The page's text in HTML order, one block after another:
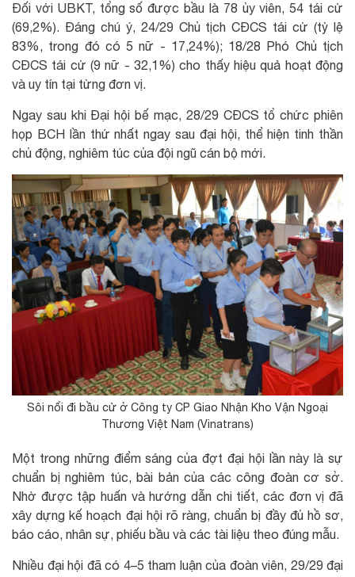
Đối với UBKT, tổng số được bầu là 78 ủy viên, 54 tái cử
(69,2%). Đáng chú ý, 24/29 Chủ tịch CĐCS tái cử (tỷ lệ
83%, trong đó có 5 nữ - 17,24%); 18/28 Phó Chủ tịch
CĐCS tái cử (9 nữ - 32,1%) cho thấy hiệu quả hoạt động
và uy tín tại từng đơn vị.
Ngay sau khi Đại hội bế mạc, 28/29 CĐCS tổ chức phiên
họp BCH lần thứ nhất ngay sau đại hội, thể hiện tinh thần
chủ động, nghiêm túc của đội ngũ cán bộ mới.
Sôi nổi đi bầu cử ở Công ty CP Giao Nhận Kho Vận Ngoại
Thương Việt Nam (Vinatrans)
Một trong những điểm sáng của đợt đại hội lần này là sự
chuẩn bị nghiêm túc, bài bản của các công đoàn cơ sở.
Nhờ được tập huấn và hướng dẫn chi tiết, các đơn vị đã
xây dựng kế hoạch đại hội rõ ràng, chuẩn bị đầy đủ hồ sơ,
báo cáo, nhân sự, phiếu bầu và các tài liệu theo đúng mẫu.
Nhiều đại hội đã có 4–5 tham luận của đoàn viên, 29/29 đại